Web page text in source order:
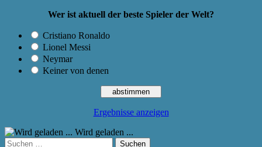
Wer ist aktuell der beste Spieler der Welt?
Cristiano Ronaldo
Lionel Messi
Neymar
Keiner von denen
Ergebnisse anzeigen
Wird geladen ...
Suchen